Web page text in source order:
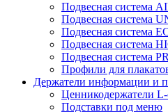
Подвесная система
Подвесная система
Подвесная система
Подвесная система
Подвесная система
Профили для
Держатели информации и
Ценникодержатели
Подставки под меню